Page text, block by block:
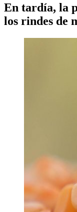
En tardía, la
los rindes de